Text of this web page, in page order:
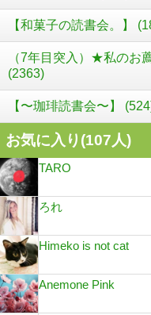
【和菓子の読書会。】
（7年目突入）★私の
(2363)
【〜珈琲読書会〜】
お気に入り(107人)
TARO
ろれ
Himeko is not cat
Anemone Pink